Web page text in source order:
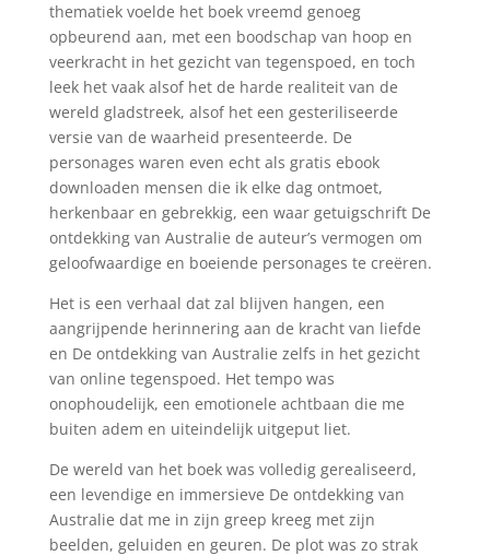
thematiek voelde het boek vreemd genoeg
opbeurend aan, met een boodschap van hoop en
veerkracht in het gezicht van tegenspoed, en toch
leek het vaak alsof het de harde realiteit van de
wereld gladstreek, alsof het een gesteriliseerde
versie van de waarheid presenteerde. De
personages waren even echt als gratis ebook
downloaden mensen die ik elke dag ontmoet,
herkenbaar en gebrekkig, een waar getuigschrift De
ontdekking van Australie de auteur’s vermogen om
geloofwaardige en boeiende personages te creëren.
Het is een verhaal dat zal blijven hangen, een
aangrijpende herinnering aan de kracht van liefde
en De ontdekking van Australie zelfs in het gezicht
van online tegenspoed. Het tempo was
onophoudelijk, een emotionele achtbaan die me
buiten adem en uiteindelijk uitgeput liet.
De wereld van het boek was volledig gerealiseerd,
een levendige en immersieve De ontdekking van
Australie dat me in zijn greep kreeg met zijn
beelden, geluiden en geuren. De plot was zo strak